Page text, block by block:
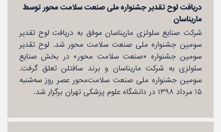
دریافت لوح تقدیر جشنواره ملی صنعت سلامت محور توسط
ماریناسان
شركت صنایع سلولزی ماریناسان موفق به دریافت لوح تقدیر
سومین جشنواره ملی صنعت سلامت محور شد. لوح تقدیر
سومین جشنواره «صنعت سلامت محور» در بخش صنایع
سلولزی به شركت ماریناسان و برند سافتلن تعلق گرفت.
سومین جشنواره ملی صنعت سلامت‌محور عصر روز سه‌شنبه
۱۵ مرداد ۱۳۹۸ در دانشگاه علوم پزشكی تهران برگزار شد.